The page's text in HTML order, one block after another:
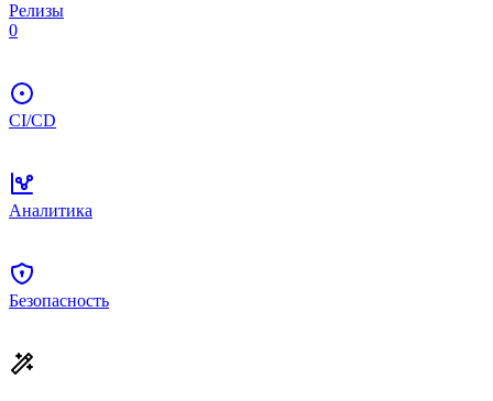
Релизы
0
CI/CD
Аналитика
Безопасность